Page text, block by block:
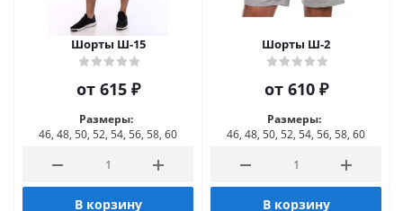
Шорты Ш-15
от 615 ₽
Размеры:
46, 48, 50, 52, 54, 56, 58, 60
В корзину
Шорты Ш-2
от 610 ₽
Размеры:
46, 48, 50, 52, 54, 56, 58, 60
В корзину